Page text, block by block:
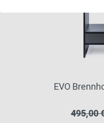
EVO
495,00